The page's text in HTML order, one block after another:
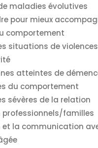
maladies évolutives
pour mieux
comportement
situations de
atteintes de
du comportement
sévères de la relation
professionnels/familles
et la communication